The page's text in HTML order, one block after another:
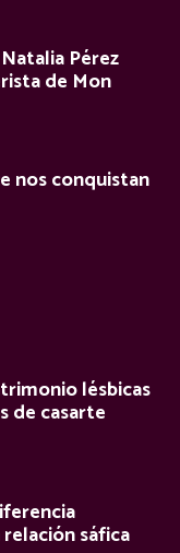
Pérez
de Mon
nos conquistan
lésbicas
de casarte
sáfica